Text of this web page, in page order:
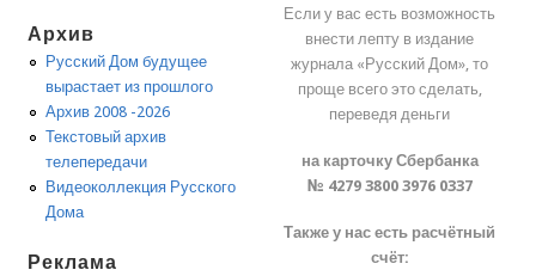
Архив
Русский Дом будущее
вырастает из прошлого
Архив 2008 -2026
Текстовый архив
телепередачи
Видеоколлекция Русского
Дома
Реклама
Если у вас есть возможность
внести лепту в издание
журнала «Русский Дом», то
проще всего это сделать,
переведя деньги
на карточку Сбербанка
№ 4279 3800 3976 0337
Также у нас есть расчётный
счёт: